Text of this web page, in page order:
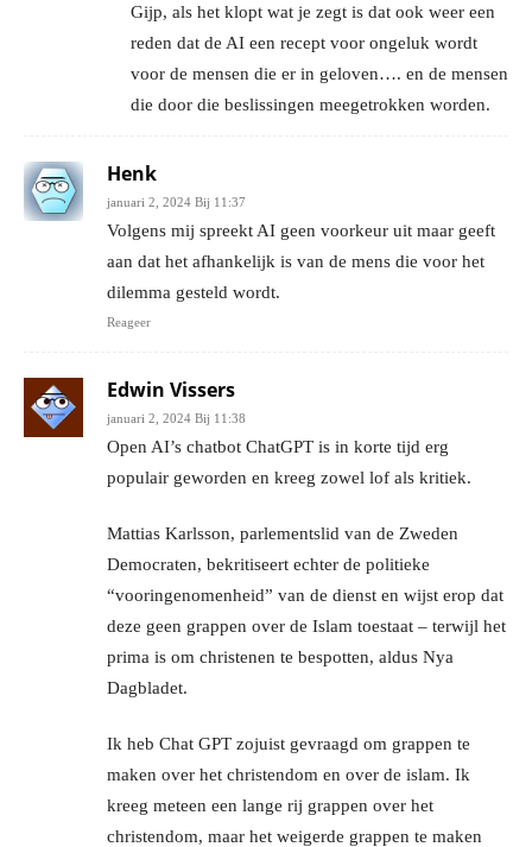
Gijp, als het klopt wat je zegt is dat ook weer een
reden dat de AI een recept voor ongeluk wordt
voor de mensen die er in geloven…. en de mensen
die door die beslissingen meegetrokken worden.
Henk
januari 2, 2024 Bij 11:37
Volgens mij spreekt AI geen voorkeur uit maar geeft
aan dat het afhankelijk is van de mens die voor het
dilemma gesteld wordt.
Reageer
Edwin Vissers
januari 2, 2024 Bij 11:38
Open AI’s chatbot ChatGPT is in korte tijd erg
populair geworden en kreeg zowel lof als kritiek.
Mattias Karlsson, parlementslid van de Zweden
Democraten, bekritiseert echter de politieke
“vooringenomenheid” van de dienst en wijst erop dat
deze geen grappen over de Islam toestaat – terwijl het
prima is om christenen te bespotten, aldus Nya
Dagbladet.
Ik heb Chat GPT zojuist gevraagd om grappen te
maken over het christendom en over de islam. Ik
kreeg meteen een lange rij grappen over het
christendom, maar het weigerde grappen te maken